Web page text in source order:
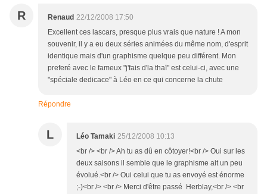
R Renaud 22/12/2008 17:50
Excellent ces lascars, presque plus vrais que nature ! A mon
souvenir, il y a eu deux séries animées du même nom, d'esprit
identique mais d'un graphisme quelque peu différent. Mon
preferé avec le fameux "j'fais d'la thaï" est celui-ci, avec une
"spéciale dedicace" à Léo en ce qui concerne la chute
Répondre
L Léo Tamaki 25/12/2008 10:13
<br /> <br /> Ah tu as dû en côtoyer!<br /> Oui sur les
deux saisons il semble que le graphisme ait un peu
évolué.<br /> Oui celui que tu as envoyé est énorme
;-)<br /> <br /> Merci d'être passé Herblay,<br /> <br